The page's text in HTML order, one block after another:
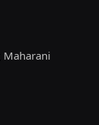
Maharani